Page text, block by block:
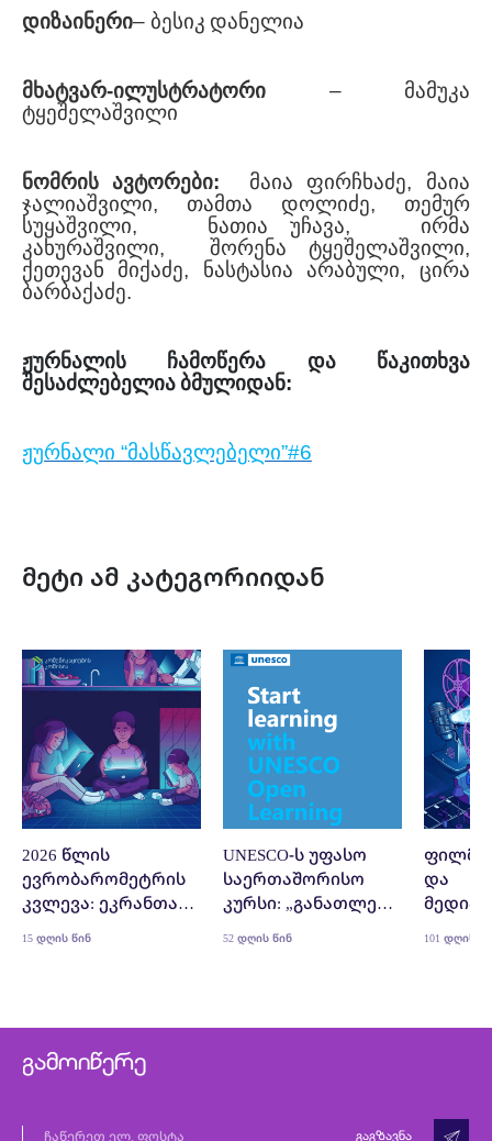
დიზაინერი– ბესიკ დანელია
მხატვარ-ილუსტრატორი–
მამუკა
ტყეშელაშვილი
ნომრის ავტორები: მაია ფირჩხაძე, მაია
ჯალიაშვილი, თამთა დოლიძე, თემურ
სუყაშვილი, ნათია უჩავა, ირმა
კახურაშვილი,შორენა ტყეშელაშვილი,
ქეთევან
მიქაძე, ნასტასია არაბული,ცირა
ბარბაქაძე.
ჟურნალის ჩამოწერა და
წაკითხვა
შესაძლებელია ბმულიდან:
ჟურნალი “მასწავლებელი”#6
მეტი ამ კატეგორიიდან
2026 წლის
ევრობარომეტრის
კვლევა: ეკრანთან
გატარებული
დროის გავლენა
15 დღის წინ
UNESCO-ს უფასო
საერთაშორისო
კურსი: „განათლება
ხელოვნური
ინტელექტის
საკლასო
52 დღის წინ
და
101 დღის
გამოიწერე
გაგზავნა